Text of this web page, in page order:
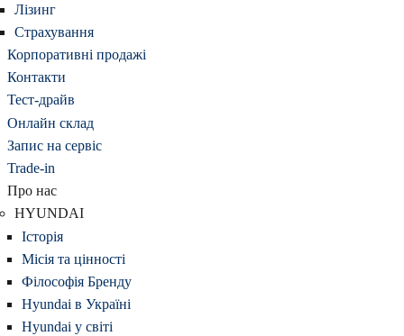
Лізинг
Страхування
Корпоративні продажі
Контакти
Тест-драйв
Онлайн склад
Запис на сервіс
Trade-in
Про нас
HYUNDAI
Історія
Місія та цінності
Філософія Бренду
Hyundai в Україні
Hyundai у світі